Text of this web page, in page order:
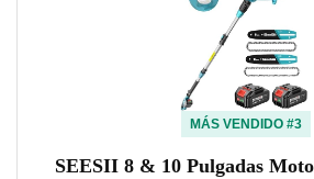
MÁS VENDIDO #3
SEESII 8 & 10 Pulgadas